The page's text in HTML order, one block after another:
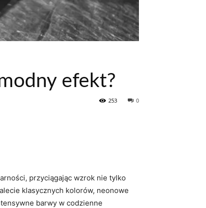
efekt?
0
253
przyciągając wzrok nie tylko
klasycznych kolorów, neonowe
barwy w⁤ codzienne